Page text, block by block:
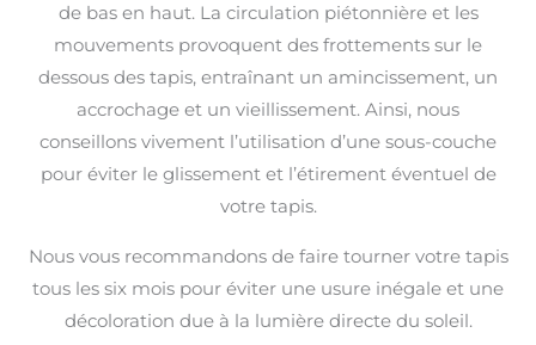
de bas en haut. La circulation piétonnière et les
mouvements provoquent des frottements sur le
dessous des tapis, entraînant un amincissement, un
accrochage et un vieillissement. Ainsi, nous
conseillons vivement l’utilisation d’une sous-couche
pour éviter le glissement et l’étirement éventuel de
votre tapis.
Nous vous recommandons de faire tourner votre tapis
tous les six mois pour éviter une usure inégale et une
décoloration due à la lumière directe du soleil.